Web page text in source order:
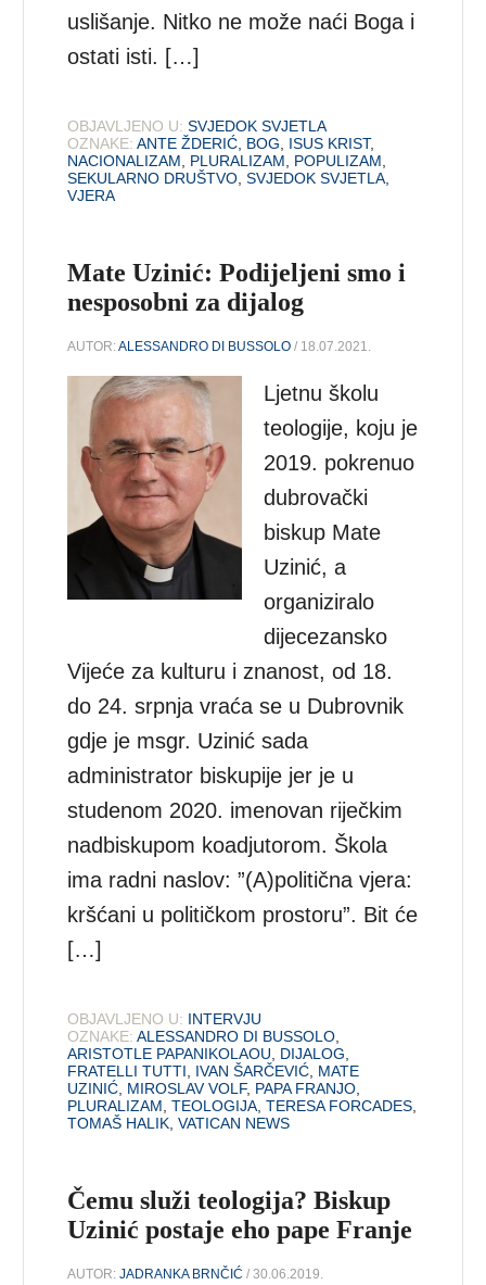
uslišanje. Nitko ne može naći Boga i
ostati isti. […]
OBJAVLJENO U: SVJEDOK SVJETLA
OZNAKE: ANTE ŽDERIĆ BOG ISUS KRIST,
NACIONALIZAM
PLURALIZAM POPULIZAM
SEKULARNO DRUŠTVO ,SVJEDOK SVJETLA
VJERA
Mate Uzinić: Podijeljeni smo i
nesposobni za dijalog
AUTOR:ALESSANDRO DI BUSSOLO / 18.07.2021.
Ljetnu školu
teologije, koju je
2019. pokrenuo
dubrovački
biskup Mate
Uzinić, a
organiziralo
dijecezansko
Vijeće za kulturu i znanost, od 18.
do 24. srpnja vraća se u Dubrovnik
gdje je msgr. Uzinić sada
administrator biskupije jer je u
studenom 2020. imenovan riječkim
nadbiskupom koadjutorom. Škola
ima radni naslov: ”(A)politična vjera:
kršćani u političkom prostoru”. Bit će
[…]
OBJAVLJENO U: INTERVJU
OZNAKE: ALESSANDRO DI BUSSOLO
ARISTOTLE PAPANIKOLAOU
DIJALOG
FRATELLI TUTTI
IVAN ŠARČEVIĆ MATE
UZINIĆ MIROSLAV VOLF, PAPA FRANJO
PLURALIZAM ,TEOLOGIJA ,TERESA FORCADES
TOMAŠ HALIK ,VATICAN NEWS
Čemu služi teologija? Biskup
Uzinić postaje eho pape Franje
AUTOR:JADRANKA BRNČIĆ / 30.06.2019.